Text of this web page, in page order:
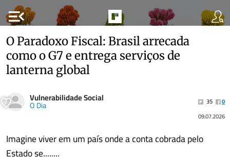
menu_open
O Paradoxo Fiscal: Brasil arrecada
como o G7 e entrega serviços de
lanterna global
Vulnerabilidade Social
O Dia 35
0
09.07.2026
Imagine viver em um país onde a conta cobrada pelo
Estado se........